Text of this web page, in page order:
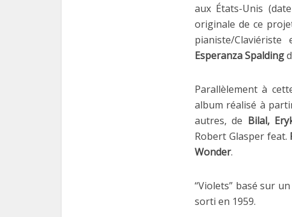
aux États-Unis
originale de ce
pianiste/Claviériste
Esperanza Spalding
Parallèlement à
album réalisé à
autres, de Bilal,
Robert Glasper feat.
Wonder.
“Violets” basé sur
sorti en 1959.